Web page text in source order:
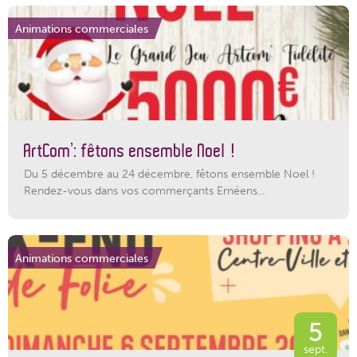
Animations commerciales
ArtCom’: fêtons ensemble Noel !
Du 5 décembre au 24 décembre, fêtons ensemble Noel !
Rendez-vous dans vos commerçants Ernéens...
Animations commerciales
5
sept.